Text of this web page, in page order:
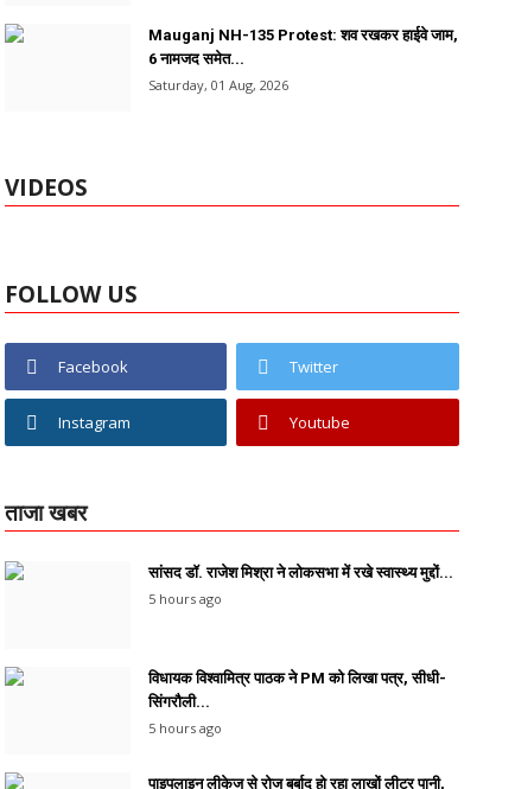
Mauganj NH-135 Protest: शव रखकर हाईवे जाम,
6 नामजद समेत...
Saturday, 01 Aug, 2026
VIDEOS
FOLLOW US
Facebook Twitter
Instagram Youtube
ताजा खबर
सांसद डॉ. राजेश मिश्रा ने लोकसभा में रखे स्वास्थ्य मुद्दों...
5 hours ago
विधायक विश्वामित्र पाठक ने PM को लिखा पत्र, सीधी-
सिंगरौली...
5 hours ago
पाइपलाइन लीकेज से रोज बर्बाद हो रहा लाखों लीटर पानी,